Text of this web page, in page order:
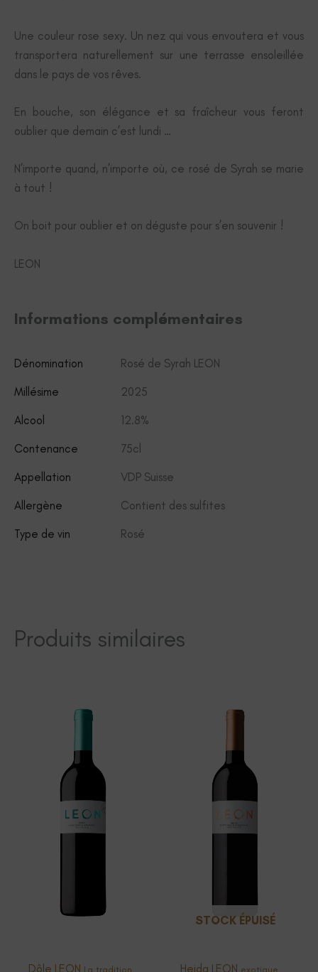
Une couleur rose sexy. Un nez qui vous envoutera et vous
transportera naturellement sur une terrasse ensoleillée
dans le pays de vos rêves.
En bouche, son élégance et sa fraîcheur vous feront
oublier que demain c’est lundi …
N’importe quand, n’importe où, ce rosé de Syrah se marie
à tout !
On boit pour oublier et on déguste pour s’en souvenir !
LEON
Informations complémentaires
Dénomination
Rosé de Syrah LEON
Millésime
2025
Alcool
12.8%
Contenance
75cl
Appellation
VDP Suisse
Allergène
Contient des sulfites
Type de vin
Rosé
Produits similaires
Dôle LEON La tradition
STOCK ÉPUISÉ
Heida LEON exotique